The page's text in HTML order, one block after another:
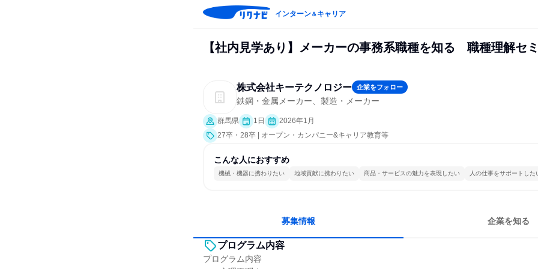
インターン＆キャリア
【社内見学あり】メーカーの事務系職種を知る 職種理解セ
株式会社キーテクノロジー 企業をフォロー
鉄鋼・金属メーカー、製造・メーカー
群馬県 1日
2026年1月
27卒・28卒 | オープン・カンパニー&キャリア教育等
こんな人におすすめ
機械・機器に携わりたい 地域貢献に携わりたい 商品・サービスの魅力を表現したい 人の仕事をサポートした
募集情報 企業を知る
プログラム内容
プログラム内容